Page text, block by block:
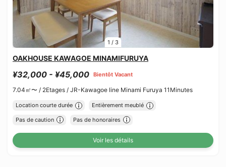
1 / 3
OAKHOUSE KAWAGOE MINAMIFURUYA
¥32,000 - ¥45,000 Bientôt Vacant
7.04㎡〜 / 2Etages / JR-Kawagoe line Minami Furuya 11Minutes
Location courte durée Entièrement meublé
Pas de caution Pas de honoraires
Voir les détails